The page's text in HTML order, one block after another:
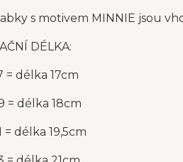
s motivem MINNIE jsou
DÉLKA:
= délka 17cm
= délka 18cm
= délka 19,5cm